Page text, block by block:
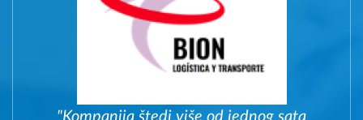
"Kompanija štedi više od jednog sata